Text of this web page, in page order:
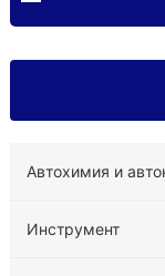
Автохимия и
Инструмент